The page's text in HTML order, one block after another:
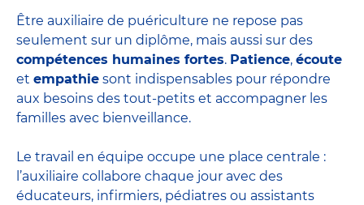
Être auxiliaire de puériculture ne repose pas
seulement sur un diplôme, mais aussi sur des
compétences humaines fortes. Patience, écoute
et empathie sont indispensables pour répondre
aux besoins des tout-petits et accompagner les
familles avec bienveillance.
Le travail en équipe occupe une place centrale :
l’auxiliaire collabore chaque jour avec des
éducateurs, infirmiers, pédiatres ou assistants